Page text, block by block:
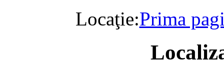
Locaţie:Prima